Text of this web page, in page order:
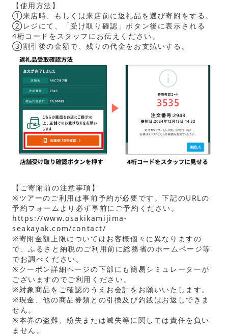
【使用方法】
①来店時、もしくは来店前に返礼品を選び寄附をする。
②レジにて、「受け取り確認」ボタン後に表示される
4桁コードをスタッフにお伝えください。
③割引後の金額で、残りの代金をお支払いする。
【ご寄附前の注意事項】
※ツアーのご利用は事前予約が必要です。下記のURLの
予約フォームより必ず事前にご予約ください。
https://www.osakikamijima-
seakayak.com/contact/
※寄附金額上限についてはお客様個々に異なりますの
で、ふるさと納税のご利用前に総務省のホームページ等
でお調べください。
※クーポン詳細ページの下部にも簡易シミュレーターが
ございますのでご利用ください。
※対象商品をご確認のうえお会計をお願いいたします。
※現金、他の商品券類との引換及び釣銭はお返しできま
せん。
※本券の盗難、紛失または滅失等に関しては責任を負い
ません。